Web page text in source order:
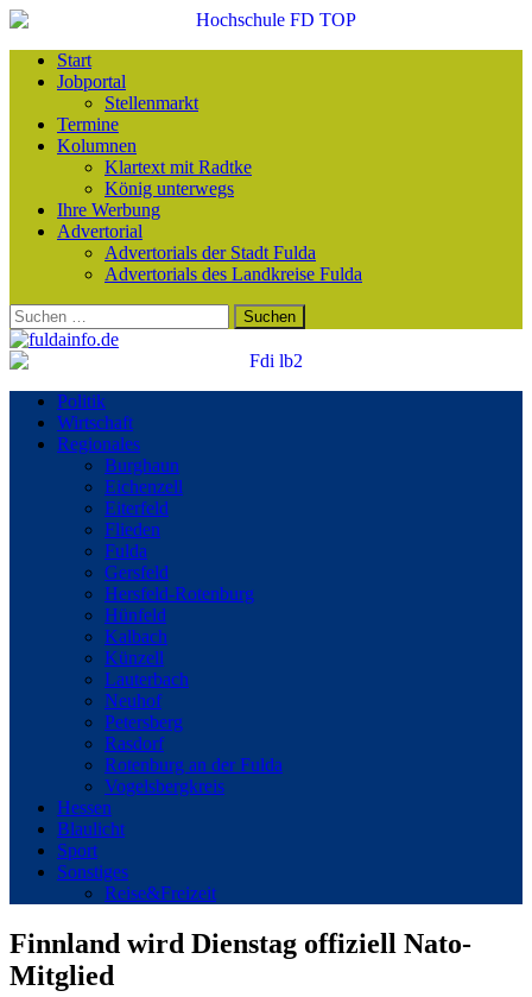
Start
Jobportal
Stellenmarkt
Termine
Kolumnen
Klartext mit Radtke
König unterwegs
Ihre Werbung
Advertorial
Advertorials der Stadt Fulda
Advertorials des Landkreise Fulda
Suchen
nach:
Politik
Wirtschaft
Regionales
Burghaun
Eichenzell
Eiterfeld
Flieden
Fulda
Gersfeld
Hersfeld-Rotenburg
Hünfeld
Kalbach
Künzell
Lauterbach
Neuhof
Petersberg
Rasdorf
Rotenburg an der Fulda
Vogelsbergkreis
Hessen
Blaulicht
Sport
Sonstiges
Reise&Freizeit
Finnland wird Dienstag offiziell Nato-
Mitglied